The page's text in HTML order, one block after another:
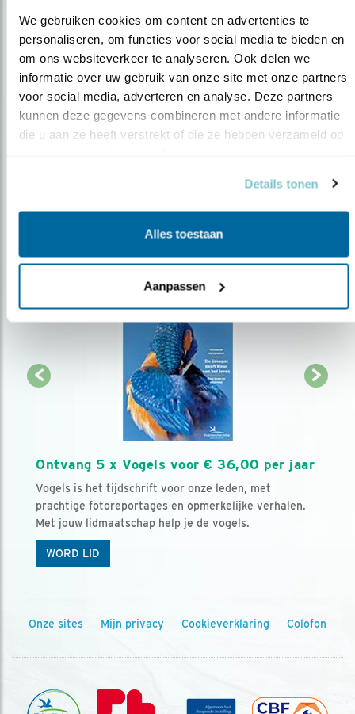
We gebruiken cookies om content en advertenties te
personaliseren, om functies voor social media te bieden en
om ons websiteverkeer te analyseren. Ook delen we
informatie over uw gebruik van onze site met onze partners
voor social media, adverteren en analyse. Deze partners
kunnen deze gegevens combineren met andere informatie
die u aan ze heeft verstrekt of die ze hebben verzameld op
Details tonen
Alles toestaan
Aanpassen
Op de hoogte blijven?
Meld je aan en ontvang nieuws, inspiratie, acties en tips
over vogels en activiteiten van Vogelbescherming.
AANMELDEN VOGELNIEUWS
Ontvang 5 x Vogels voor € 36,00 per jaar
Vogels is het tijdschrift voor onze leden, met
prachtige fotoreportages en opmerkelijke verhalen.
Met jouw lidmaatschap help je de vogels.
WORD LID
Onze sites Mijn privacy Cookieverklaring Colofon